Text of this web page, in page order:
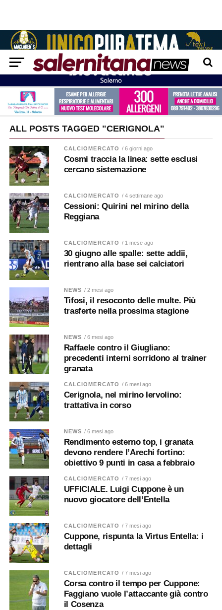
ALL POSTS TAGGED "CERIGNOLA"
CALCIOMERCATO / 6 giorni ago
Cosmi traccia la linea: sette esclusi
cercano sistemazione
CALCIOMERCATO / 4 settimane ago
Cessioni: Quirini nel mirino della
Reggiana
CALCIOMERCATO / 1 mese ago
30 giugno alle spalle: sette addii,
rientrano alla base sei calciatori
NEWS / 2 mesi ago
Tifosi, il resoconto delle multe. Più
trasferte nella prossima stagione
NEWS / 6 mesi ago
Raffaele contro il Giugliano:
precedenti interni sorridono al trainer
granata
CALCIOMERCATO / 6 mesi ago
Cerignola, nel mirino Iervolino:
trattativa in corso
NEWS / 6 mesi ago
Rendimento esterno top, i granata
devono rendere l’Arechi fortino:
obiettivo 9 punti in casa a febbraio
CALCIOMERCATO / 7 mesi ago
UFFICIALE. Luigi Cuppone è un
nuovo giocatore dell’Entella
CALCIOMERCATO / 7 mesi ago
Cuppone, rispunta la Virtus Entella: i
dettagli
CALCIOMERCATO / 7 mesi ago
Corsa contro il tempo per Cuppone:
Faggiano vuole l’attaccante già contro
il Cosenza